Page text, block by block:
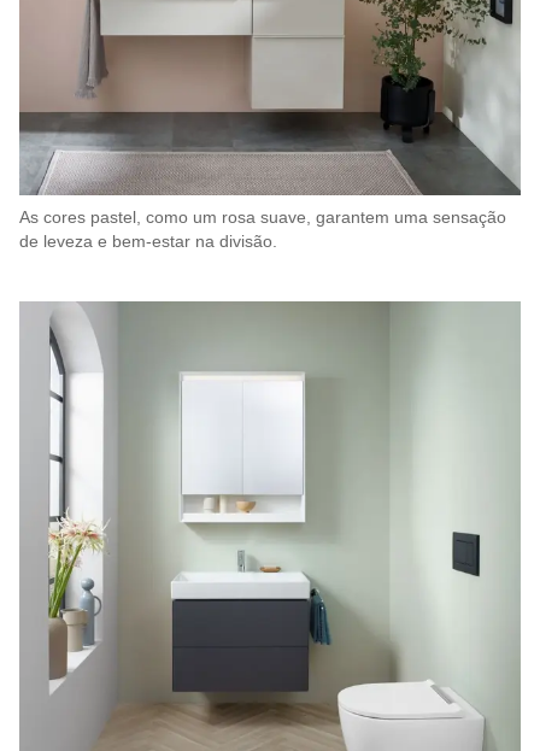
As cores pastel, como um rosa suave, garantem uma sensação
de leveza e bem-estar na divisão.